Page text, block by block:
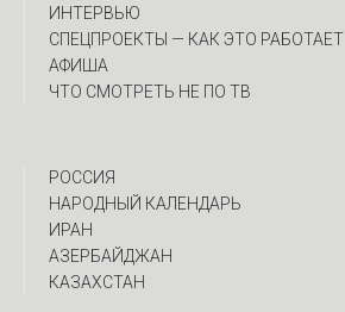
ИНТЕРВЬЮ
CПЕЦПРОЕКТЫ — КАК ЭТО РАБОТАЕТ
АФИША
ЧТО СМОТРЕТЬ НЕ ПО ТВ
РОССИЯ
НАРОДНЫЙ КАЛЕНДАРЬ
ИРАН
АЗЕРБАЙДЖАН
КАЗАХСТАН